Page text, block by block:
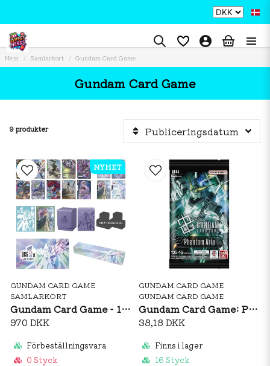
Hem Samlarkort Gundam Card Game
Gundam Card Game
9 produkter Publiceringsdatum
GUNDAM CARD GAME
SAMLARKORT
Gundam Card Game - 1st Anniversary Set
970 DKK
Förbeställningsvara
0 Styck
NYHET
GUNDAM CARD GAME
GUNDAM CARD GAME
Gundam Card Game: Phantom Aria GD04 Booster Pack
38,18 DKK
Finns i lager
16 Styck